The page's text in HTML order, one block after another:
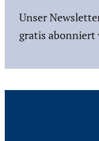
Unser
gratis abonniert